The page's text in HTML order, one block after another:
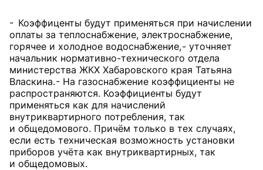
- Коэффиценты будут применяться при начислении
оплаты за теплоснабжение, электроснабжение,
горячее и холодное водоснабжение, - уточняет
начальник нормативно-технического отдела
министерства ЖКХ Хабаровского края Татьяна
Власкина. - На газоснабжение коэффициенты не
распространяются. Коэффициенты будут
применяться как для начислений
внутриквартирного потребления, так
и общедомового. Причём только в тех случаях,
если есть техническая возможность установки
приборов учёта как внутриквартирных, так
и общедомовых.